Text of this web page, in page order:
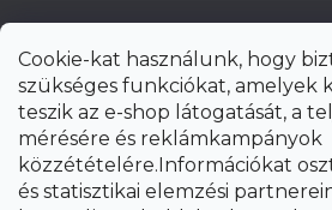
Cookie-kat használunk, hogy
szükséges funkciókat, amelyek
teszik az e-shop látogatását, a
mérésére és reklámkampányok
közzétételére.Információkat
és statisztikai elemzési